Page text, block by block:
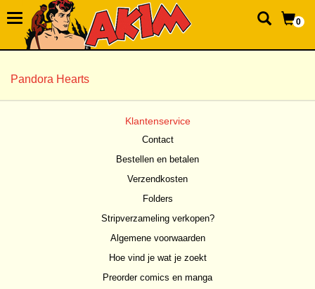
0
Pandora Hearts
Klantenservice
Contact
Bestellen en betalen
Verzendkosten
Folders
Stripverzameling verkopen?
Algemene voorwaarden
Hoe vind je wat je zoekt
Preorder comics en manga